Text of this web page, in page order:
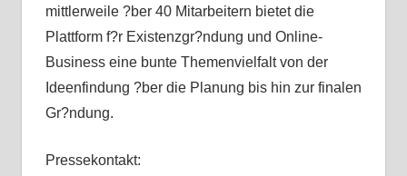
mittlerweile ?ber 40 Mitarbeitern bietet die
Plattform f?r Existenzgr?ndung und Online-
Business eine bunte Themenvielfalt von der
Ideenfindung ?ber die Planung bis hin zur finalen
Gr?ndung.
Pressekontakt: